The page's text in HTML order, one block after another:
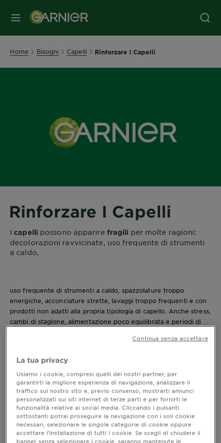
MENU
Home Bisogni Capelli Rinforzare I Capelli
Rinforzare I Capelli
Icapellipossono apparire fragili per molte ragioni:
decolorazioni ravvicinate, uso frequente di strumenti
a caldo,
uso frequente di strumenti a caldo, spazzolature troppo
energiche, acconciature strette, lavaggi troppo frequenti e con
prodotti non adatti alla propria tipologia di capello. Anche stress,
cambi di stagione, alimentazione poco equilibrata e periodi di
chioma, rendendola più opaca, più ‘sottile’ al tatto e meno
Quando i capelli sono fragili, spesso si annodano facilmente, si
spezzano durante la spazzolatura, presentano punte
assottigliate e tendono al crespo. In questi casi, parlare di
rinforzare capellisignifica soprattutto lavorare sulla qualità della
fibra capillare, riducendo gli stress quotidiani e costruendo una
routine più coerente con le reali esigenze della chioma.
La tua privacy
Usiamo i cookie, compresi quelli dei nostri partner, per
garantirti la migliore esperienza di navigazione, analizzare il
traffico sul nostro sito e, previo consenso, mostrarti annunci
personalizzati sui siti internet di terze parti e per fornirti le
funzionalità relative ai social media. Cliccando i pulsanti
sottostanti potrai proseguire la navigazione con i soli cookie
necessari, selezionare le singole categorie di cookie oppure
accettare l’installazione di tutti i cookie. Se scegli di chiudere il
banner senza selezionare i cookie, saranno mantenute le
Continua senza accettare